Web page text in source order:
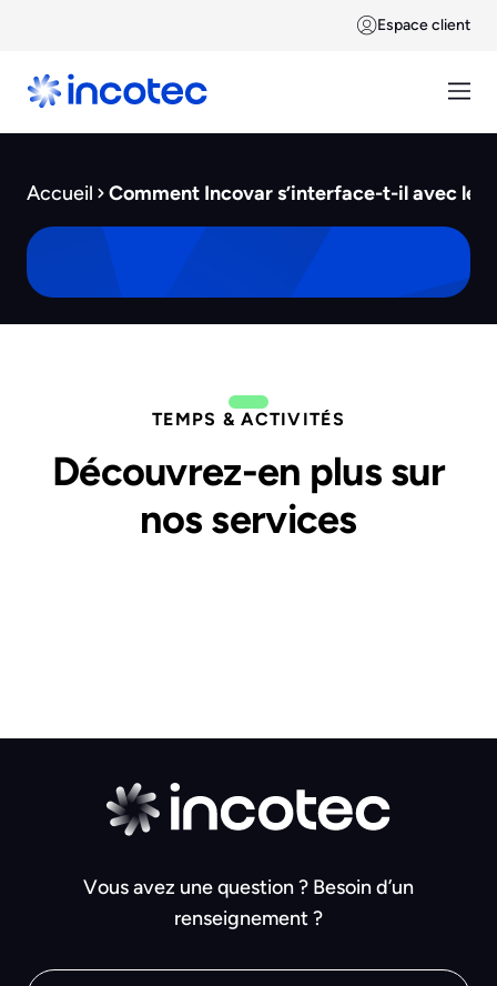
Espace client
Accueil Comment Incovar s’interface-t-il avec les
TEMPS & ACTIVITÉS
Découvrez-en plus sur
nos services
Vous avez une question ? Besoin d’un
renseignement ?